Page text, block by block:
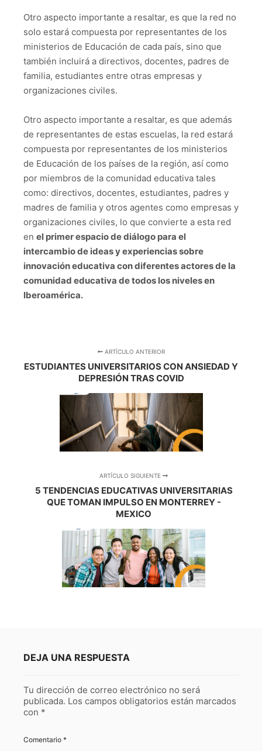
Otro aspecto importante a resaltar, es que la red no
solo estará compuesta por representantes de los
ministerios de Educación de cada país, sino que
también incluirá a directivos, docentes, padres de
familia, estudiantes entre otras empresas y
organizaciones civiles.
Otro aspecto importante a resaltar, es que además
de representantes de estas escuelas, la red estará
compuesta por representantes de los ministerios
de Educación de los países de la región, así como
por miembros de la comunidad educativa tales
como: directivos, docentes, estudiantes, padres y
madres de familia y otros agentes como empresas y
organizaciones civiles, lo que convierte a esta red
en el primer espacio de diálogo para el
intercambio de ideas y experiencias sobre
innovación educativa con diferentes actores de la
comunidad educativa de todos los niveles en
Iberoamérica.
ARTÍCULO ANTERIOR
ESTUDIANTES UNIVERSITARIOS CON ANSIEDAD Y
DEPRESIÓN TRAS COVID
ARTÍCULO SIGUIENTE
5 TENDENCIAS EDUCATIVAS UNIVERSITARIAS
QUE TOMAN IMPULSO EN MONTERREY -
MEXICO
DEJA UNA RESPUESTA
Tu dirección de correo electrónico no será
publicada. Los campos obligatorios están marcados
con *
Comentario *